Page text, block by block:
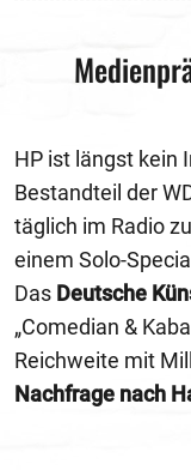
HP ist längst kein
Bestandteil der
täglich im Radio
einem Solo-
Das Deutsche
„Comedian &
Reichweite mit
Nachfrage nach